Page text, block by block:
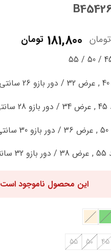
تومان قیمت
اصلی:
بود.
181,800 تومان
این محصول ناموجود است
45
50
55